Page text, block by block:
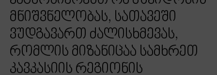
მნიშვნელობას, სათავეში
ვუდგავართ ძალისხმევას,
რომლის მიზანიცაა სამხრეთ
კავკასიის რეგიონის